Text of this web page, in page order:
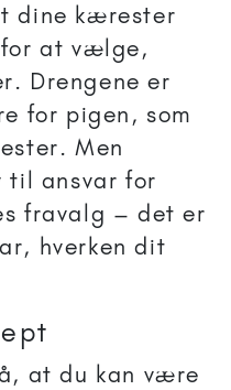
dine kærester
at vælge,
Drengene er
for pigen, som
Men
til ansvar for
fravalg – det er
hverken dit
at du kan være